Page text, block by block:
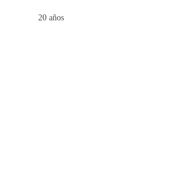
20 años